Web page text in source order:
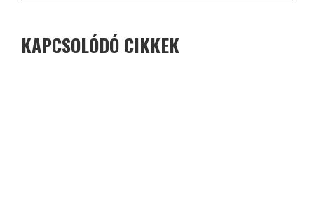
KAPCSOLÓDÓ CIKKEK